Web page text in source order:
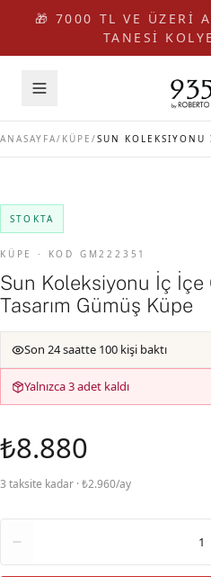
🎁 7000 TL VE ÜZERİ
TANESİ
ANASAYFA/ KÜPE /
STOKTA
KÜPE · KOD GM222351
Sun Koleksiyonu İç
Tasarım Gümüş Küpe
Son 24 saatte 100 kişi baktı
Yalnızca 3 adet kaldı
₺8.880
3 taksite kadar · ₺2.960/ay
1